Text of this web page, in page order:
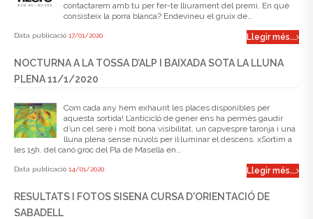
contactarem amb tu per fer-te lliurament del premi. En què
consisteix la porra blanca? Endevineu el gruix de…
Data publicació 17/01/2020 Llegir més...
NOCTURNA A LA TOSSA D’ALP I BAIXADA SOTA LA LLUNA
PLENA 11/1/2020
Com cada any hem exhaurit les places disponibles per
aquesta sortida! L’anticicló de gener ens ha permès gaudir
d’un cel serè i molt bona visibilitat, un capvespre taronja i una
lluna plena sense núvols per il·luminar el descens. xSortim a
les 15h. del canó groc del Pla de Masella en…
Data publicació 14/01/2020 Llegir més...
RESULTATS I FOTOS SISENA CURSA D'ORIENTACIÓ DE
SABADELL